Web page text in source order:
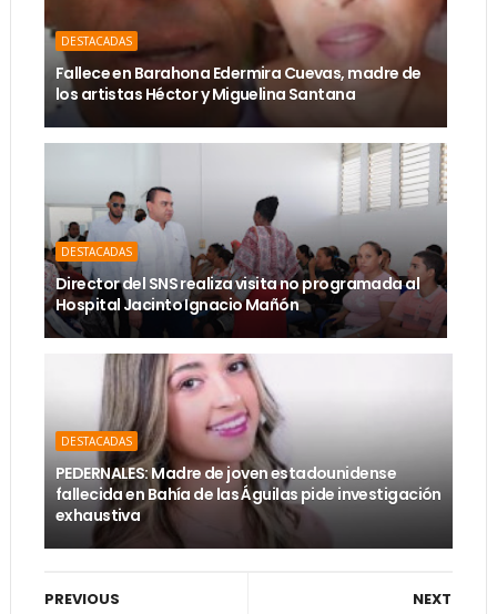
DESTACADAS
Fallece en Barahona Edermira Cuevas, madre de
los artistas Héctor y Miguelina Santana
DESTACADAS
Director del SNS realiza visita no programada al
Hospital Jacinto Ignacio Mañón
DESTACADAS
PEDERNALES: Madre de joven estadounidense
fallecida en Bahía de las Águilas pide investigación
exhaustiva
NEXT
PREVIOUS